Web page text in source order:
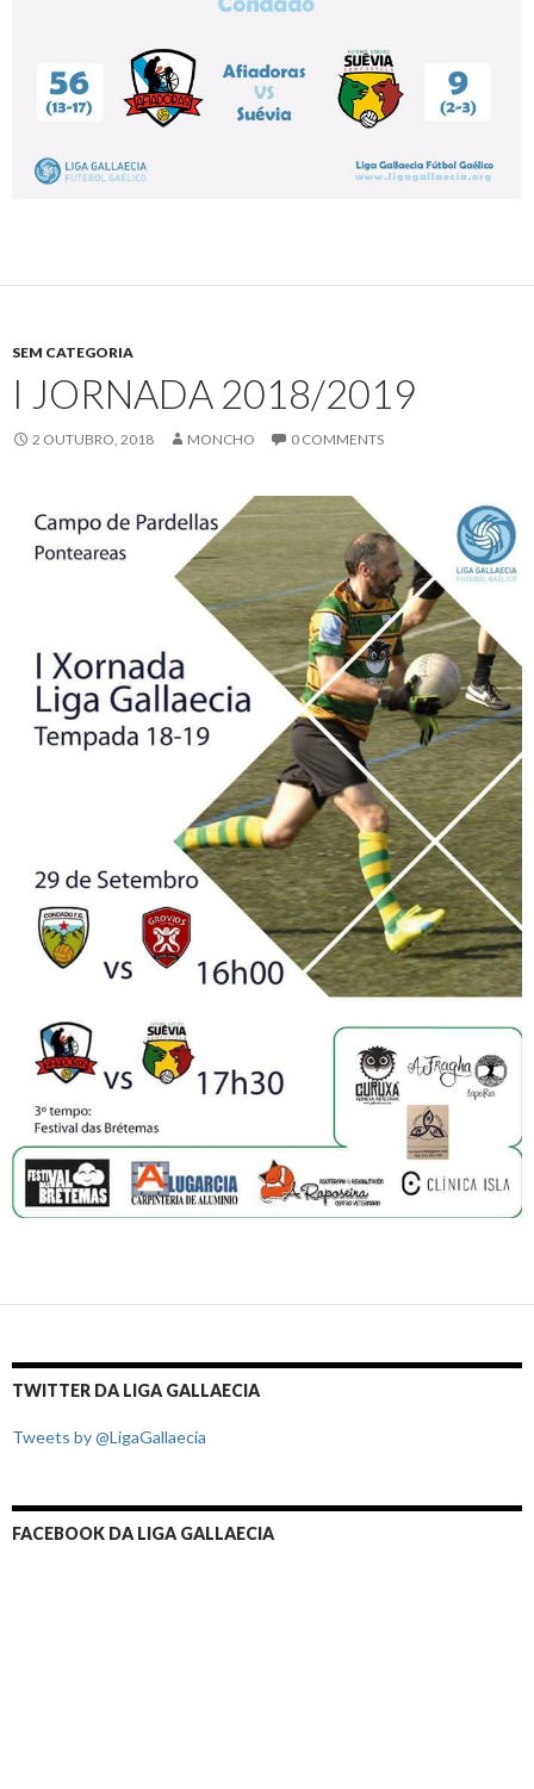
SEM CATEGORIA
I JORNADA 2018/2019
2 OUTUBRO, 2018 MONCHO 0 COMMENTS
TWITTER DA LIGA GALLAECIA
Tweets by @LigaGallaecia
FACEBOOK DA LIGA GALLAECIA